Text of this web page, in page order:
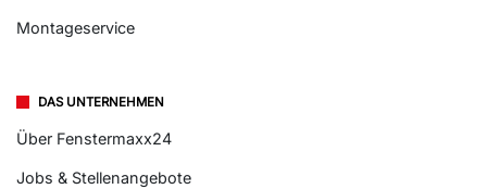
Montageservice
DAS UNTERNEHMEN
Über Fenstermaxx24
Jobs & Stellenangebote